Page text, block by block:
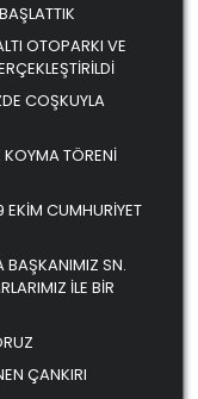
OTOPARKI VE
COŞKUYLA
KOYMA TÖRENİ
CUMHURİYET
BAŞKANIMIZ SN.
İLE BİR
ÇANKIRI